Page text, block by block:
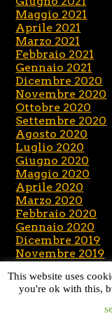
Maggio 2021
Aprile 2021
Marzo 2021
Febbraio 2021
Gennaio 2021
Dicembre 2020
Novembre 2020
Ottobre 2020
Settembre 2020
Agosto 2020
Luglio 2020
Giugno 2020
Maggio 2020
Aprile 2020
Marzo 2020
Febbraio 2020
Gennaio 2020
Dicembre 2019
Novembre 2019
Settembre 2019
Agosto 2019
This website uses
you're ok with this,